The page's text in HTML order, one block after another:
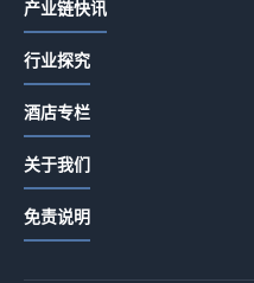
产业链快讯
行业探究
酒店专栏
关于我们
免责说明